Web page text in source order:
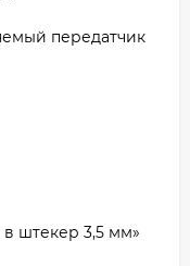
передатчик
в штекер 3,5 мм»